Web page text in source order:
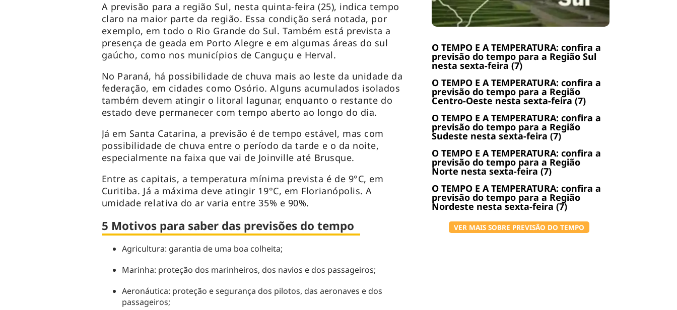
O TEMPO E A TEMPERATURA: confira a
previsão do tempo para a Região Sul
nesta sexta-feira (7)
O TEMPO E A TEMPERATURA: confira a
previsão do tempo para a Região
Centro-Oeste nesta sexta-feira (7)
O TEMPO E A TEMPERATURA: confira a
previsão do tempo para a Região
Sudeste nesta sexta-feira (7)
O TEMPO E A TEMPERATURA: confira a
previsão do tempo para a Região
Norte nesta sexta-feira (7)
O TEMPO E A TEMPERATURA: confira a
previsão do tempo para a Região
Nordeste nesta sexta-feira (7)
VER MAIS SOBRE PREVISÃO DO TEMPO
A previsão para a região Sul, nesta quinta-feira (25), indica tempo
claro na maior parte da região. Essa condição será notada, por
exemplo, em todo o Rio Grande do Sul. Também está prevista a
presença de geada em Porto Alegre e em algumas áreas do sul
gaúcho, como nos municípios de Canguçu e Herval.
No Paraná, há possibilidade de chuva mais ao leste da unidade da
federação, em cidades como Osório. Alguns acumulados isolados
também devem atingir o litoral lagunar, enquanto o restante do
estado deve permanecer com tempo aberto ao longo do dia.
Já em Santa Catarina, a previsão é de tempo estável, mas com
possibilidade de chuva entre o período da tarde e o da noite,
especialmente na faixa que vai de Joinville até Brusque.
Entre as capitais, a temperatura mínima prevista é de 9°C, em
Curitiba. Já a máxima deve atingir 19°C, em Florianópolis. A
umidade relativa do ar varia entre 35% e 90%.
5 Motivos para saber das previsões do tempo
Agricultura: garantia de uma boa colheita;
Marinha: proteção dos marinheiros, dos navios e dos passageiros;
Aeronáutica: proteção e segurança dos pilotos, das aeronaves e dos
passageiros;